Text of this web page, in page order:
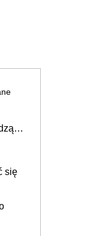
się